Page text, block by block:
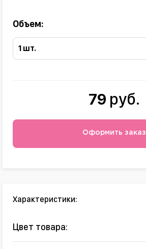
Объем:
1 шт.
79 руб.
Оформить заказ
Характеристики:
Цвет товара: